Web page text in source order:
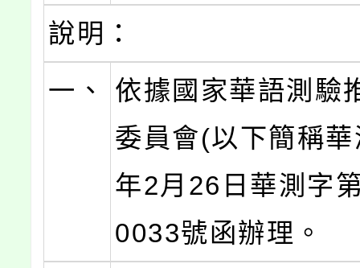
說明：
一、
依據國家華語測驗
委員會(以下簡稱
年2月26日華測字
0033號函辦理。